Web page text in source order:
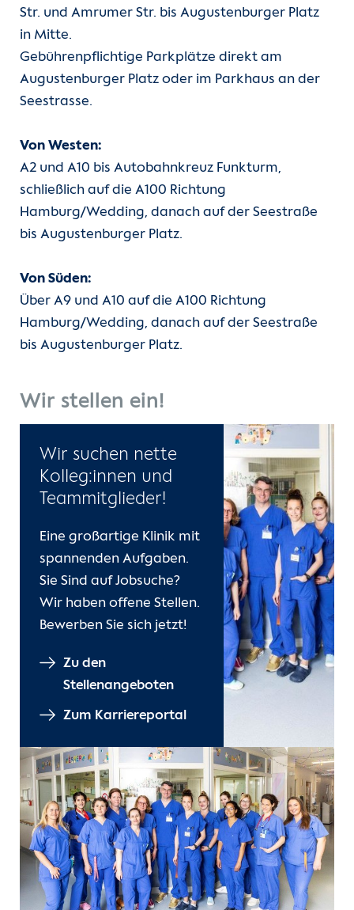
Str. und Amrumer Str. bis Augustenburger Platz
in Mitte.
Gebührenpflichtige Parkplätze direkt am
Augustenburger Platz oder im Parkhaus an der
Seestrasse.
Von Westen:
A2 und A10 bis Autobahnkreuz Funkturm,
schließlich auf die A100 Richtung
Hamburg/Wedding, danach auf der Seestraße
bis Augustenburger Platz.
Von Süden:
Über A9 und A10 auf die A100 Richtung
Hamburg/Wedding, danach auf der Seestraße
bis Augustenburger Platz.
Wir stellen ein!
Wir suchen nette
Kolleg:innen und
Teammitglieder!
Eine großartige Klinik mit
spannenden Aufgaben.
Sie Sind auf Jobsuche?
Wir haben offene Stellen.
Bewerben Sie sich jetzt!
Zu den
Stellenangeboten
Zum Karriereportal